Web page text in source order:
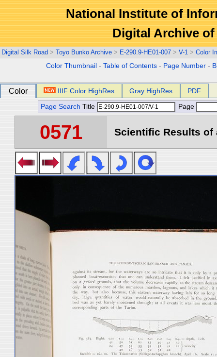
National Institute of
Digital Archive
Digital Silk Road > Toyo Bunko Archive > E-290.9-HE01-007 > V-1 > Color
Color Thumbnail -Table of Contents - Page Number -
Color IIIF Color HighRes Gray HighRes PDF
Page Search Title Page
0571 Scientific Results of